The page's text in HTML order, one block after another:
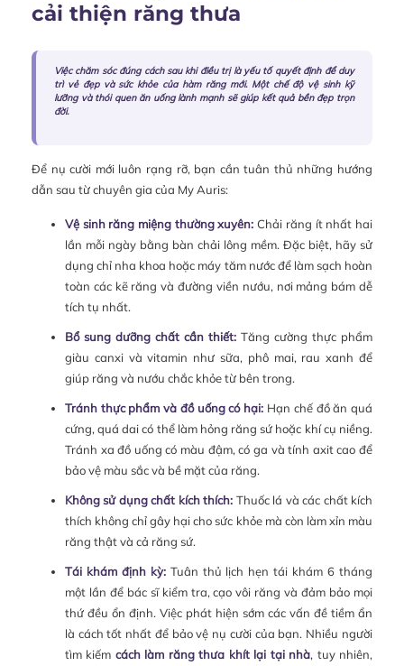
cải thiện răng thưa
Việc chăm sóc đúng cách sau khi điều trị là yếu tố quyết định để duy
trì vẻ đẹp và sức khỏe của hàm răng mới. Một chế độ vệ sinh kỹ
lưỡng và thói quen ăn uống lành mạnh sẽ giúp kết quả bền đẹp trọn
đời.
Để nụ cười mới luôn rạng rỡ, bạn cần tuân thủ những hướng
dẫn sau từ chuyên gia của My Auris:
Vệ sinh răng miệng thường xuyên: Chải răng ít nhất hai
lần mỗi ngày bằng bàn chải lông mềm. Đặc biệt, hãy sử
dụng chỉ nha khoa hoặc máy tăm nước để làm sạch hoàn
toàn các kẽ răng và đường viền nướu, nơi mảng bám dễ
tích tụ nhất.
Bổ sung dưỡng chất cần thiết: Tăng cường thực phẩm
giàu canxi và vitamin như sữa, phô mai, rau xanh để
giúp răng và nướu chắc khỏe từ bên trong.
Tránh thực phẩm và đồ uống có hại: Hạn chế đồ ăn quá
cứng, quá dai có thể làm hỏng răng sứ hoặc khí cụ niềng.
Tránh xa đồ uống có màu đậm, có ga và tính axit cao để
bảo vệ màu sắc và bề mặt của răng.
Không sử dụng chất kích thích: Thuốc lá và các chất kích
thích không chỉ gây hại cho sức khỏe mà còn làm xỉn màu
răng thật và cả răng sứ.
Tái khám định kỳ:Tuân thủ lịch hẹn tái khám 6 tháng
một lần để bác sĩ kiểm tra, cạo vôi răng và đảm bảo mọi
thứ đều ổn định. Việc phát hiện sớm các vấn đề tiềm ẩn
là cách tốt nhất để bảo vệ nụ cười của bạn. Nhiều người
tìm kiếm cách làm răng thưa khít lại tại nhà, tuy nhiên,